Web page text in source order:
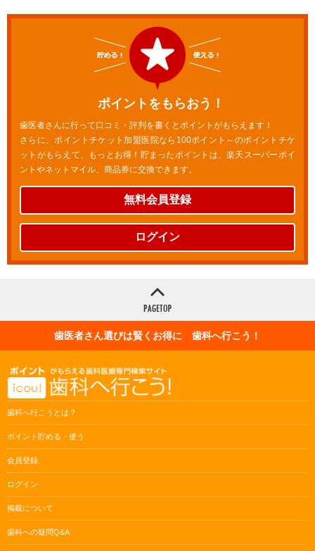
ポイントをもらおう！
歯医者さんに行って口コミ・評判を書くとポイントがもらえます！
さらに、ポイントチケット加盟医院なら100ポイント～のポイントチケ
ットがもらえて、もっとお得！貯まったポイントは、楽天スーパーポイ
ントやネットマイル、商品券に交換できます。
無料会員登録
ログイン
歯医者さん選びは賢くお得に 歯科へ行こう！
歯科へ行こうとは？
ポイント貯める・使う
会員登録
ログイン
掲載について
歯科への疑問Q&A